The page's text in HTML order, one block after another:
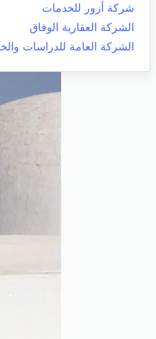
شركة أزور للخدمات
الشركة العقارية الوفاق
الشركة العامة للدراسات